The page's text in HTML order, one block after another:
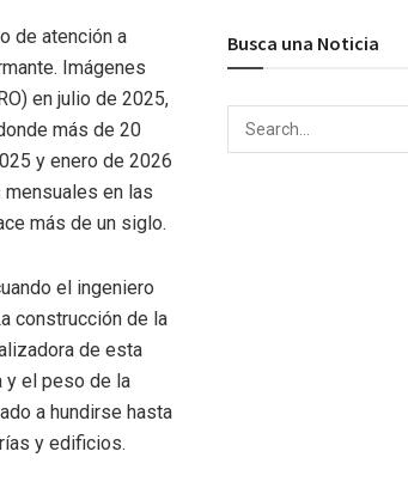
de atención a
Imágenes
en julio de 2025,
más de 20
y enero de 2026
en las
más de un siglo.
el ingeniero
construcción de la
de esta
y el peso de la
a hundirse hasta
y edificios.
Busca una Noticia